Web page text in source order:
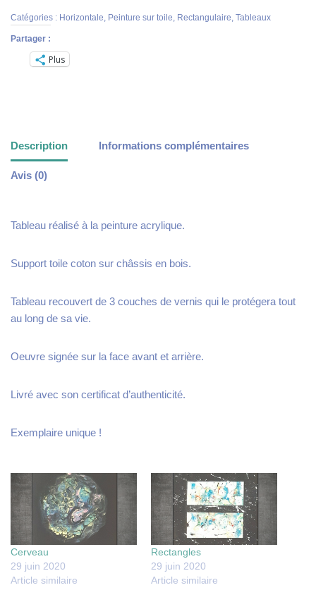
Catégories : Horizontale, Peinture sur toile, Rectangulaire, Tableaux
Partager :
Plus
Description Informations complémentaires
Avis (0)
Tableau réalisé à la peinture acrylique.
Support toile coton sur châssis en bois.
Tableau recouvert de 3 couches de vernis qui le protégera tout
au long de sa vie.
Oeuvre signée sur la face avant et arrière.
Livré avec son certificat d’authenticité.
Exemplaire unique !
Cerveau
29 juin 2020
Article similaire
Rectangles
29 juin 2020
Article similaire